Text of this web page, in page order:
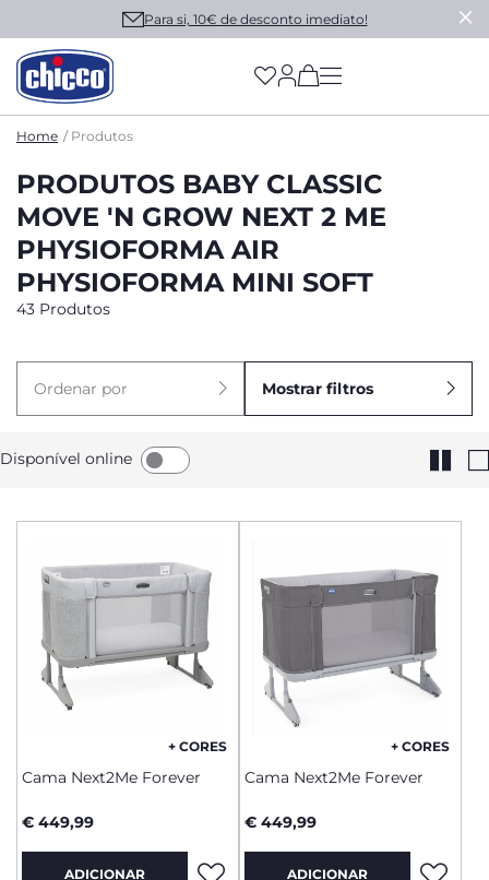
Para si, 10€ de desconto imediato!
(has more options
Home Produtos
PRODUTOS BABY CLASSIC
MOVE 'N GROW NEXT 2 ME
PHYSIOFORMA AIR
PHYSIOFORMA MINI SOFT
43 Produtos
Ordenar por Mostrar filtros
Disponível online
+ CORES
Cama Next2Me Forever
€ 449,99
ADICIONAR
+ CORES
Cama Next2Me Forever
€ 449,99
ADICIONAR